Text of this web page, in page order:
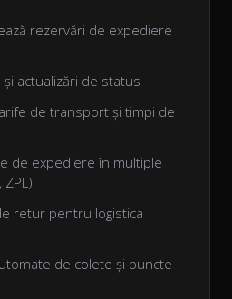
rezervări de expediere
actualizări de status
de transport și timpi de
de expediere în multiple
ZPL)
retur pentru logistica
de colete și puncte